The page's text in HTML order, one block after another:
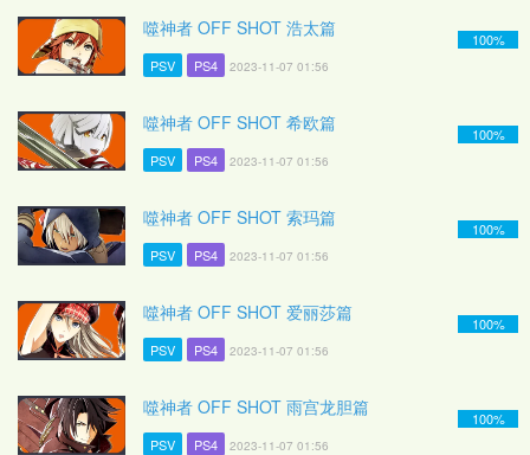
噬神者 OFF SHOT 浩太篇
PSV PS4 2023-11-07 01:56
100%
噬神者 OFF SHOT 希欧篇
PSV PS4 2023-11-07 01:56
100%
噬神者 OFF SHOT 索玛篇
PSV PS4 2023-11-07 01:56
100%
噬神者 OFF SHOT 爱丽莎篇
PSV PS4 2023-11-07 01:56
100%
噬神者 OFF SHOT 雨宫龙胆篇
PSV PS4 2023-11-07 01:56
100%